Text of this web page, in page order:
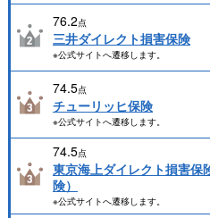
76.2点
三井ダイレクト損害保険
※公式サイトへ遷移します。
74.5点
チューリッヒ保険
※公式サイトへ遷移します。
74.5点
東京海上ダイレクト損害保
険）
※公式サイトへ遷移します。